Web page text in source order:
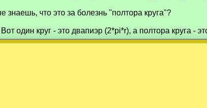
знаешь, что это за болезнь "полтора круга"?
один круг - это двапиэр (2*pi*r), а полтора круга -